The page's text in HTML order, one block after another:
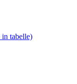
tabelle)